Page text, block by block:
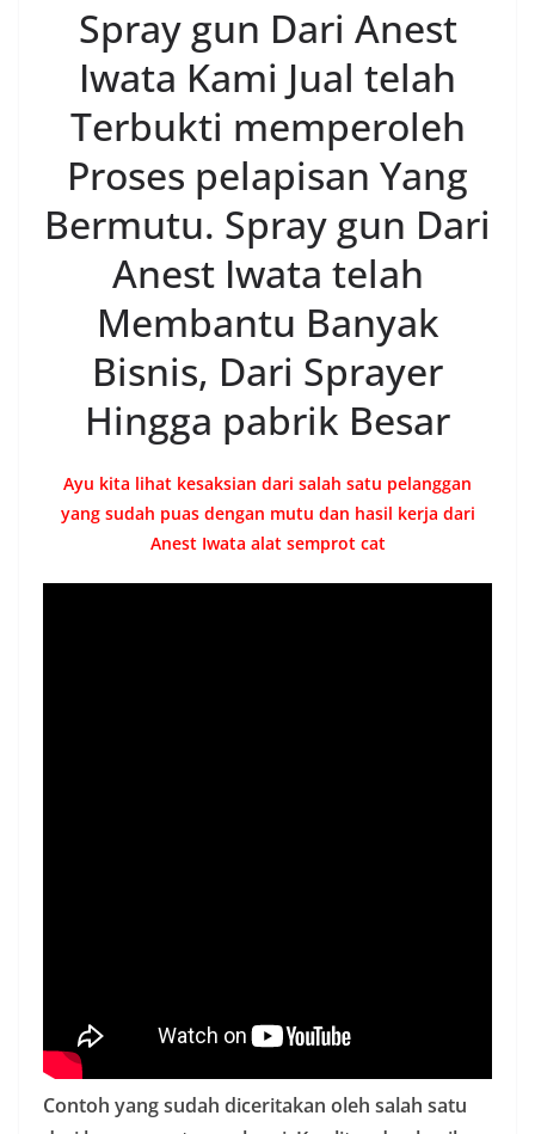
Spray gun Dari Anest
Iwata Kami Jual telah
Terbukti memperoleh
Proses pelapisan Yang
Bermutu. Spray gun Dari
Anest Iwata telah
Membantu Banyak
Bisnis, Dari Sprayer
Hingga pabrik Besar
Ayu kita lihat kesaksian dari salah satu pelanggan
yang sudah puas dengan mutu dan hasil kerja dari
Anest Iwata alat semprot cat
Contoh yang sudah diceritakan oleh salah satu